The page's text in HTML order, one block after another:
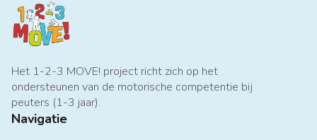
Het 1-2-3 MOVE! project richt zich op het
ondersteunen van de motorische competentie bij
peuters (1-3 jaar).
Navigatie